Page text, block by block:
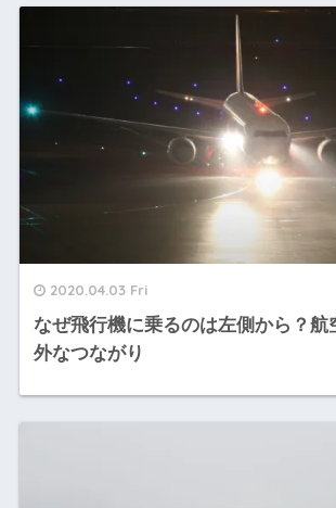
2020.04.03 Fri
なぜ飛行機に乗るのは左側から？航
外なつながり